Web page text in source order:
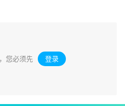
您必须先 登录 。